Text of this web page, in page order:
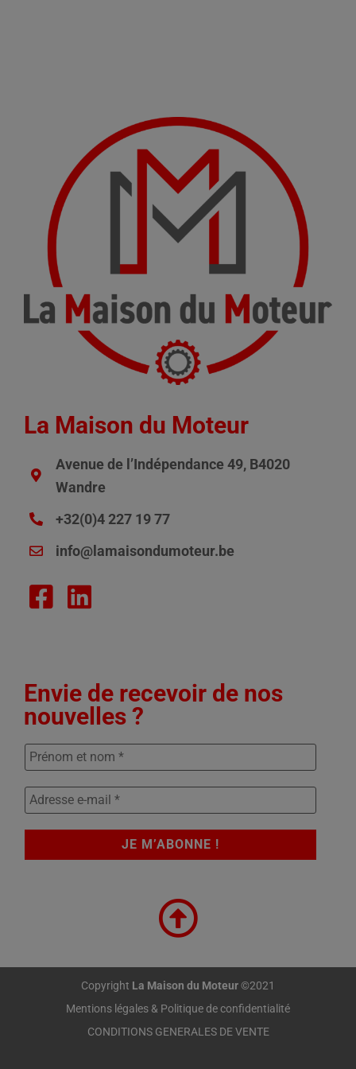
La Maison du Moteur
Avenue de l’Indépendance 49, B4020
Wandre
+32(0)4 227 19 77
info@lamaisondumoteur.be
Envie de recevoir de nos
nouvelles ?
Copyright La Maison du Moteur©2021
Mentions légales & Politique de confidentialité
CONDITIONS GENERALES DE VENTE